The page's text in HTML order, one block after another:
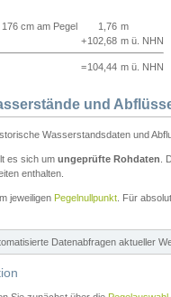
cm am Pegel
1,76 m
+102,68 m ü. NHN
=104,44 m ü. NHN
und
Wasserstandsdaten und
es sich um ungeprüfte Rohdaten .
enthalten.
jeweiligen Pegelnullpunkt . Für
Datenabfragen aktueller